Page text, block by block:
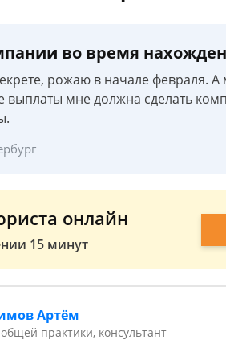
во время
рожаю в начале февраля.
выплаты мне должна сделать
онлайн
15 минут
Артём
практики, консультант